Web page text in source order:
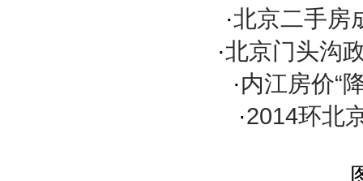
·北京二手房
·北京门头沟
·内江房价“
·2014环北